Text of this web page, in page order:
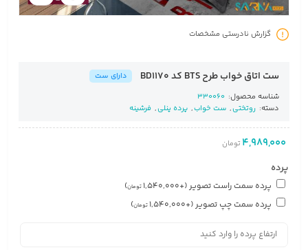
گزارش نادرستی مشخصات
ست اتاق خواب طرح BTS کد BD1170
دارای ست
شناسه محصول: 330060
دسته: روتختی, ست خواب, پرده پنلی, فرشینه
4,989,000 تومان
پرده
پرده سمت راست تصویر(+
1,540,000 تومان)
پرده سمت چپ تصویر(+
1,540,000 تومان)